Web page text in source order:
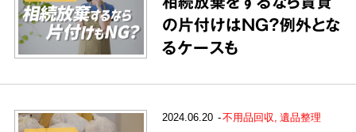
の片付けはNG？例外とな
るケースも
2024.06.20 不用品回収 遺品整理